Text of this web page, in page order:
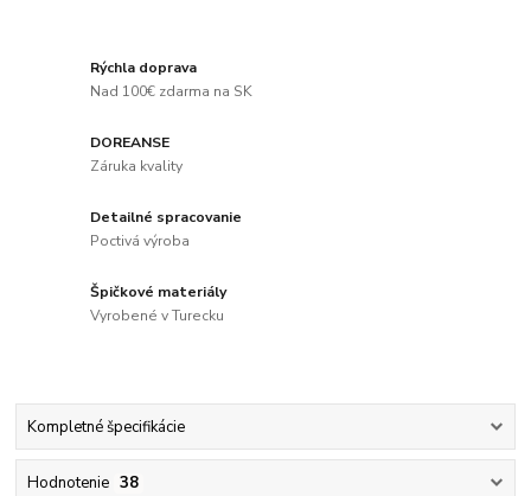
Rýchla doprava
Nad 100€ zdarma na SK
DOREANSE
Záruka kvality
Detailné spracovanie
Poctivá výroba
Špičkové materiály
Vyrobené v Turecku
Kompletné špecifikácie
Hodnotenie 38